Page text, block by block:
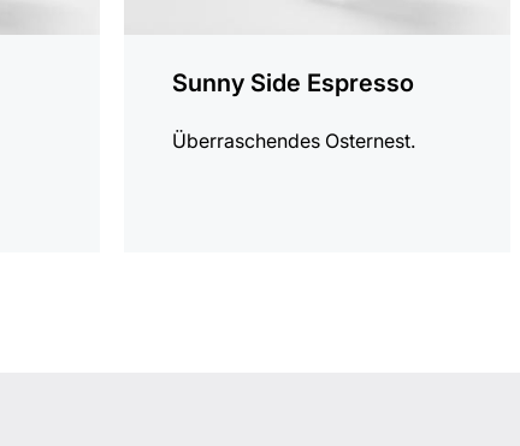
Sunny Side Espresso
Überraschendes Osternest.